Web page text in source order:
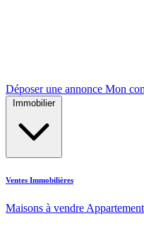
Déposer une annonce Mon
Immobilier
Ventes Immobilières
Maisons à vendre